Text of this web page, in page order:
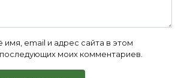
имя, email и адрес сайта в этом
моих комментариев.